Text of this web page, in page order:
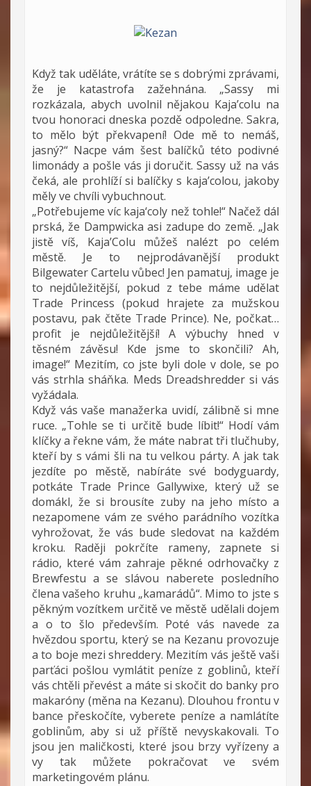
Když tak uděláte, vrátíte se s dobrými zprávami,
že je katastrofa zažehnána. „Sassy mi
rozkázala, abych uvolnil nějakou Kaja’colu na
tvou honoraci dneska pozdě odpoledne. Sakra,
to mělo být překvapení! Ode mě to nemáš,
jasný?“ Nacpe vám šest balíčků této podivné
limonády a pošle vás ji doručit. Sassy už na vás
čeká, ale prohlíží si balíčky s kaja’colou, jakoby
měly ve chvíli vybuchnout.
„Potřebujeme víc kaja‘coly než tohle!“ Načež dál
prská, že Dampwicka asi zadupe do země. „Jak
jistě víš, Kaja’Colu můžeš nalézt po celém
městě. Je to nejprodávanější produkt
Bilgewater Cartelu vůbec! Jen pamatuj, image je
to nejdůležitější, pokud z tebe máme udělat
Trade Princess (pokud hrajete za mužskou
postavu, pak čtěte Trade Prince). Ne, počkat…
profit je nejdůležitější! A výbuchy hned v
těsném závěsu! Kde jsme to skončili? Ah,
image!“ Mezitím, co jste byli dole v dole, se po
vás strhla sháňka. Meds Dreadshredder si vás
vyžádala.
Když vás vaše manažerka uvidí, zálibně si mne
ruce. „Tohle se ti určitě bude líbit!“ Hodí vám
klíčky a řekne vám, že máte nabrat tři tlučhuby,
kteří by s vámi šli na tu velkou párty. A jak tak
jezdíte po městě, nabíráte své bodyguardy,
potkáte Trade Prince Gallywixe, který už se
domákl, že si brousíte zuby na jeho místo a
nezapomene vám ze svého parádního vozítka
vyhrožovat, že vás bude sledovat na každém
kroku. Raději pokrčíte rameny, zapnete si
rádio, které vám zahraje pěkné odrhovačky z
Brewfestu a se slávou naberete posledního
člena vašeho kruhu „kamarádů“. Mimo to jste s
pěkným vozítkem určitě ve městě udělali dojem
a o to šlo především. Poté vás navede za
hvězdou sportu, který se na Kezanu provozuje
a to boje mezi shreddery. Mezitím vás ještě vaši
parťáci pošlou vymlátit peníze z goblinů, kteří
vás chtěli převést a máte si skočit do banky pro
makaróny (měna na Kezanu). Dlouhou frontu v
bance přeskočíte, vyberete peníze a namlátíte
goblinům, aby si už příště nevyskakovali. To
jsou jen maličkosti, které jsou brzy vyřízeny a
vy tak můžete pokračovat ve svém
marketingovém plánu.